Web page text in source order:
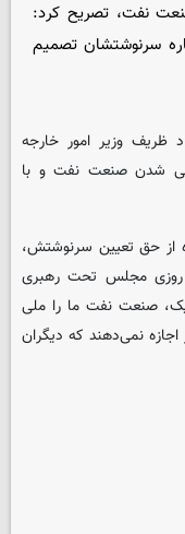
نفت، تصریح کرد:
سرنوشتشان تصمیم
ظریف وزیر امور خارجه
با ملی شدن صنعت نفت و با
از حق تعیین سرنوشتش،
در چنین روزی مجلس تحت رهبری
صنعت نفت ما را ملی
نمی‌دهند که دیگران